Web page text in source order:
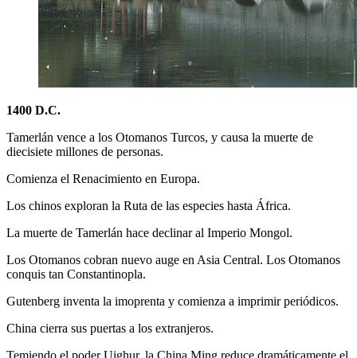
1400 D.C.
Tamerlán vence a los Otomanos Turcos, y causa la muerte de
diecisiete millones de personas.
Comienza el Renacimiento en Europa.
Los chinos exploran la Ruta de las especies hasta África.
La muerte de Tamerlán hace declinar al Imperio Mongol.
Los Otomanos cobran nuevo auge en Asia Central. Los Otomanos
conquis tan Constantinopla.
Gutenberg inventa la imoprenta y comienza a imprimir periódicos.
China cierra sus puertas a los extranjeros.
Temiendo el poder Uighur, la China Ming reduce dramáticamente el